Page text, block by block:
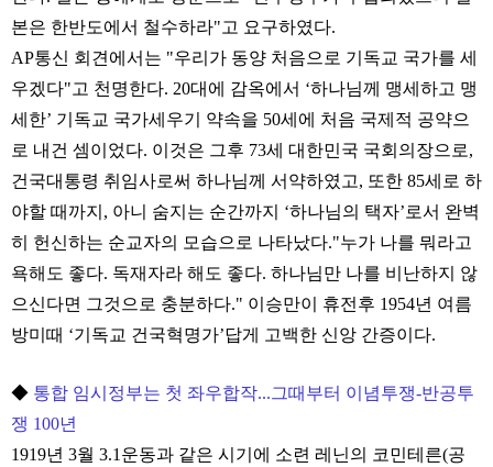
본은 한반도에서 철수하라"고 요구하였다.
AP통신 회견에서는 "우리가 동양 처음으로 기독교 국가를 세
우겠다"고 천명한다. 20대에 감옥에서 ‘하나님께 맹세하고 맹
세한’ 기독교 국가세우기 약속을 50세에 처음 국제적 공약으
로 내건 셈이었다. 이것은 그후 73세 대한민국 국회의장으로,
건국대통령 취임사로써 하나님께 서약하였고, 또한 85세로 하
야할 때까지, 아니 숨지는 순간까지 ‘하나님의 택자’로서 완벽
히 헌신하는 순교자의 모습으로 나타났다."누가 나를 뭐라고
욕해도 좋다. 독재자라 해도 좋다. 하나님만 나를 비난하지 않
으신다면 그것으로 충분하다." 이승만이 휴전후 1954년 여름
방미때 ‘기독교 건국혁명가’답게 고백한 신앙 간증이다.
◆ 통합 임시정부는 첫 좌우합작...그때부터 이념투쟁-반공투
쟁 100년
1919년 3월 3.1운동과 같은 시기에 소련 레닌의 코민테른(공